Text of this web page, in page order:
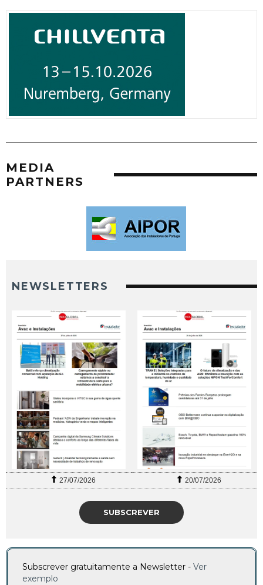
MEDIA
PARTNERS
NEWSLETTERS
27/07/2026 20/07/2026
SUBSCREVER
Subscrever gratuitamente a Newsletter - Ver
exemplo